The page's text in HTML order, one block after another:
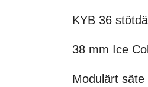
KYB 36
38 mm Ice
Modulärt